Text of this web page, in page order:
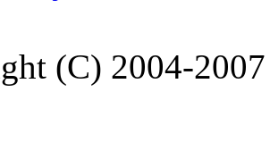
(C) 2004-